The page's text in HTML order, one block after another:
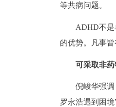
等共病问题。
ADHD不是
的优势。凡事
可采取非药
倪峻华强
罗永浩遇到困